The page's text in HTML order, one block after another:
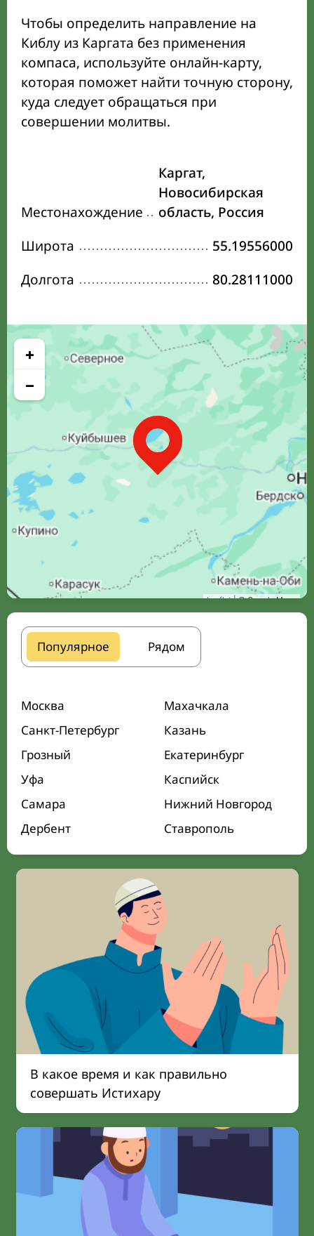
Чтобы определить направление на
Киблу из Каргата без применения
компаса, используйте онлайн-карту,
которая поможет найти точную сторону,
куда следует обращаться при
совершении молитвы.
Местонахождение
Каргат,
Новосибирская
область, Россия
Широта
55.19556000
Долгота
80.28111000
+
−
Leaflet| © Google Maps
Популярное Рядом
Москва
Махачкала
Санкт-Петербург
Казань
Грозный
Екатеринбург
Уфа
Каспийск
Самара
Нижний Новгород
Дербент
Ставрополь
В какое время и как правильно
совершать Истихару